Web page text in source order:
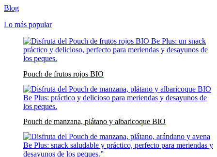
Blog
Lo más popular
Pouch de frutos rojos BIO
Pouch de manzana, plátano y albaricoque BIO